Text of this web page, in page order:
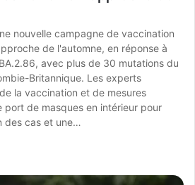
nouvelle campagne de vaccination
de l'automne, en réponse à
avec plus de 30 mutations du
Britannique. Les experts
la vaccination et de mesures
port de masques en intérieur pour
des cas et une…